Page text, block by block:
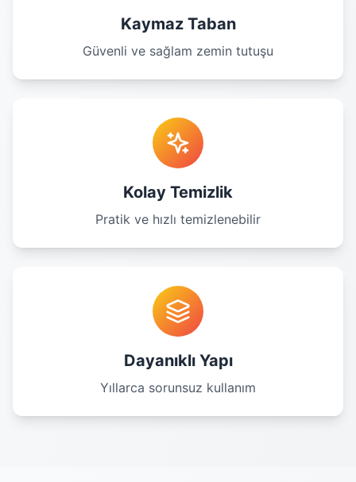
Kaymaz Taban
Güvenli ve sağlam zemin tutuşu
Kolay Temizlik
Pratik ve hızlı temizlenebilir
Dayanıklı Yapı
Yıllarca sorunsuz kullanım